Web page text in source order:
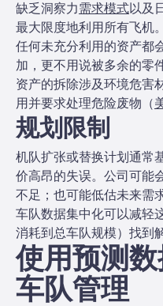
缺乏洞察力需求模式以及
最大限度地利用所有飞机。
任何未充分利用的资产都
加，更不用说被多余的零
资产的拆除涉及环境危害
用并要求处理危险废物（
规划限制
机队扩张或替换计划通常
价高昂的失误。公司可能
不足；也可能低估未来需
车队数据集中化可以减轻
消耗到总车队规模）找到
使用预测
车队管理